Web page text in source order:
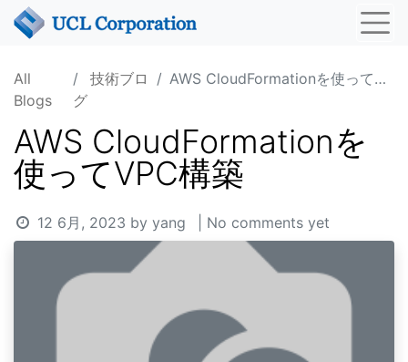
All
Blogs
技術ブロ
グ
AWS CloudFormationを使ってVPC構築
AWS CloudFormationを
使ってVPC構築
12 6月, 2023 by yang | No comments yet